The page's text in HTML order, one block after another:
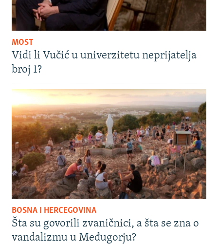
MOST
Vidi li Vučić u univerzitetu neprijatelja
broj 1?
BOSNA I HERCEGOVINA
Šta su govorili zvaničnici, a šta se zna o
vandalizmu u Međugorju?